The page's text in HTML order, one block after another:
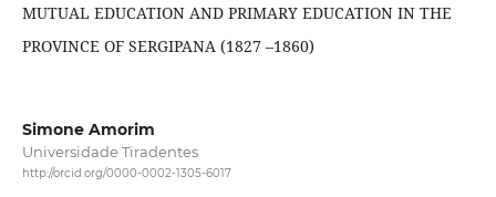
MUTUAL EDUCATION AND PRIMARY EDUCATION IN THE
PROVINCE OF SERGIPANA (1827 –1860)
Simone Amorim
Universidade Tiradentes
http://orcid.org/0000-0002-1305-6017